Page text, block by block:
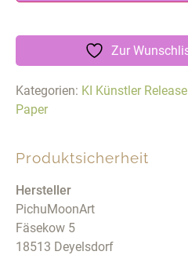
Zur
Kategorien: KI Künstler
Paper
Produktsicherheit
Hersteller
PichuMoonArt
Fäsekow 5
18513 Deyelsdorf